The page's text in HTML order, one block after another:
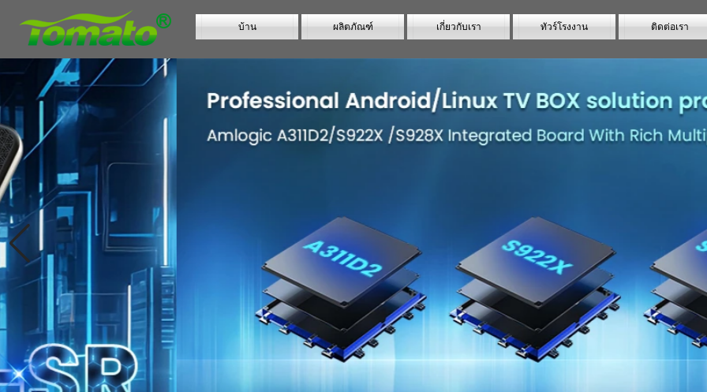
บ้าน ผลิตภัณฑ์ เกี่ยวกับเรา ทัวร์โรงงาน ติดต่อเรา